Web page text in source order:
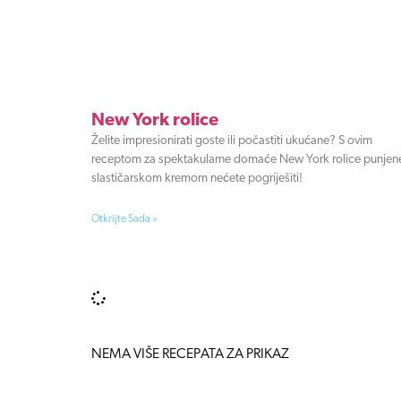
New York rolice
Želite impresionirati goste ili počastiti ukućane? S ovim
receptom za spektakularne domaće New York rolice
slastičarskom kremom nećete pogriješiti!
Otkrijte Sada »
NEMA VIŠE RECEPATA ZA PRIKAZ